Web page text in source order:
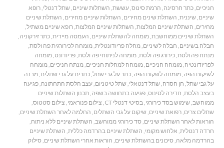
חניכיים,כתר חרסינה, הרמת סינוס,עששת, השתלות שיניים, שתל דנטלי,רופא
שיניים, שיננית, השתלת שינים מחירים, השתלות שיניים מחירים, השתלת שיניים
מחירים, השתלת שיניים המלצות, השתלות שיניים המלצות,רופא שיניים משתיל,
השתלת שיניים ממוחשבת,מומחה להשתלת שיניים, העמסה מיידית,כתר זירקוניה,
חבלה בשיניים, חבלה לשיניים,מחלה פריודונטלית,מומחה לכירורגית פה ולסת,
מנתח פה ולסת,כירורג פה ולסת,מומחה לניתוחי פה ולסת,פריודונט,מומחה
לפריודונטיה,מומחה חניכיים,מומחה למחלות חניכיים,מנתח חניכיים,מומחה
לשיקום הפה,מומחה לשקום הפה,כתר על גבי שתל,כתרים על גבי שתלים,מבנה
על גבי שתל, חן חסרה, שתל דנטאלי, שתל טיטניום,עצב הלסת התחתונה,פגיעה
בעצב הלסת, חדירה לסינוס,פגיעה בתחושה בשפה,תכנון השתלות שיניים
ממוחשב, שימוש בסד כירורגי,בסיטי דנטלי CT , צילום פנוראמי, צילום סטטוס,
שתלים צרים,רפואת שיניים, שיקום על גבי השתלים, החלמה לאחר השתלת שיניים,
הוראות לאחר השתלת שיניים, סד כירורגי ממוחשב, השתלת שיניים ללא ניתוח,
חרדה דנטלית, אלחוש מקומי, השתלת שיניים בהרדמה כללית, השתלת שיניים
בהרדמה מלאה, סיכונים בהשתלת שיניים, הוראות אחרי השתלת שיניים, סילוק